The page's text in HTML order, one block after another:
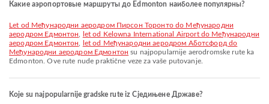
Какие аэропортовые маршруты до Edmonton наиболее популярны?
let od Међународни аеродром Пирсон Торонто do Међународни
аеродром Eдмонтон
let od Kelowna International Airport do Међународни
аеродром Eдмонтон
let od Међународни аеродром Аботсфорд do
Међународни аеродром Eдмонтон su najpopularnije aerodromske rute ka
Edmonton. Ove rute nude praktične veze za vaše putovanje.
Koje su najpopularnije gradske rute iz Сједињене Државе?